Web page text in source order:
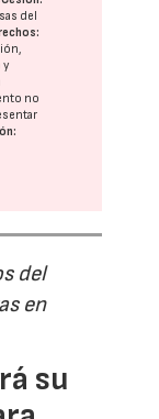
del
y
no
del
en
su